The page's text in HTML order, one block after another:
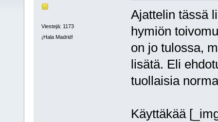
Viestejä: 1173
¡Hala Madrid!
Ajattelin tässä
hymiön
on jo tulossa,
lisätä. Eli
tuollaisia
Käyttäkää